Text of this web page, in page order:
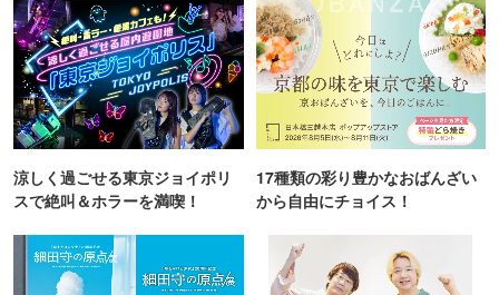
涼しく過ごせる東京ジョイポリ
スで絶叫＆ホラーを満喫！
17種類の彩り豊かなおばんざい
から自由にチョイス！